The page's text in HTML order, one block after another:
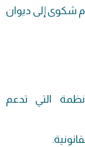
شكوى إلى ديوان
التي تدعم